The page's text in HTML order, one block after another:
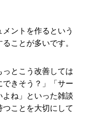
ントを作るという
ことが多いです。
とこう改善しては
きそう？」「サー
ね」といった雑談
ことを大切にして